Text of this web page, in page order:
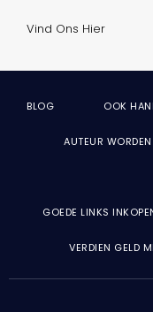
Vind Ons Hier
BLOG OOK
AUTEUR WORDEN
GOEDE LINKS
VERDIEN GELD